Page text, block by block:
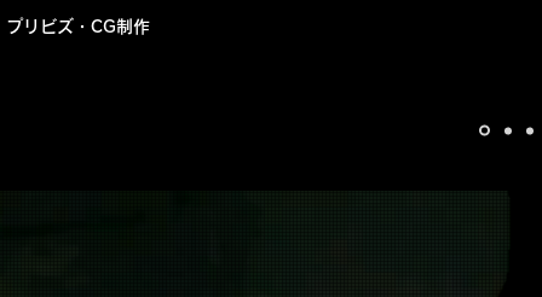
​プリビズ・CG制作